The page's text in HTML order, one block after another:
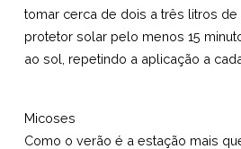
tomar cerca de dois a três litros de
protetor solar pelo menos 15
ao sol, repetindo a aplicação a
Micoses
Como o verão é a estação mais